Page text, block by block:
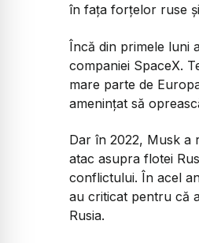
în fața forțelor ruse
Încă din primele luni
companiei SpaceX.
mare parte de
amenințat să
Dar în 2022, Musk a
atac asupra flotei
conflictului. În acel
au criticat pentru că
Rusia.